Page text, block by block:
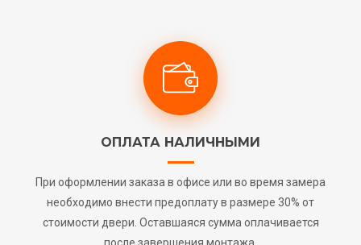
ОПЛАТА НАЛИЧНЫМИ
При оформлении заказа в офисе или во время замера
необходимо внести предоплату в размере 30% от
стоимости двери. Оставшаяся сумма оплачивается
после завершения монтажа.